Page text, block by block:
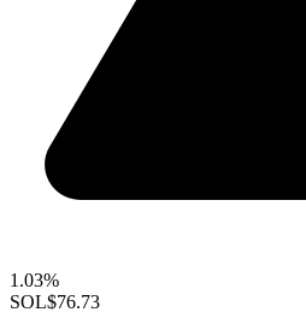
1.03%
SOL$76.73